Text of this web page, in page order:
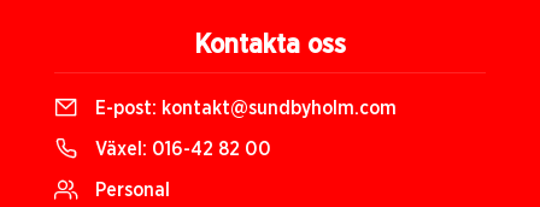
Kontakta oss
E-post: kontakt@sundbyholm.com
Växel: 016-42 82 00
Personal